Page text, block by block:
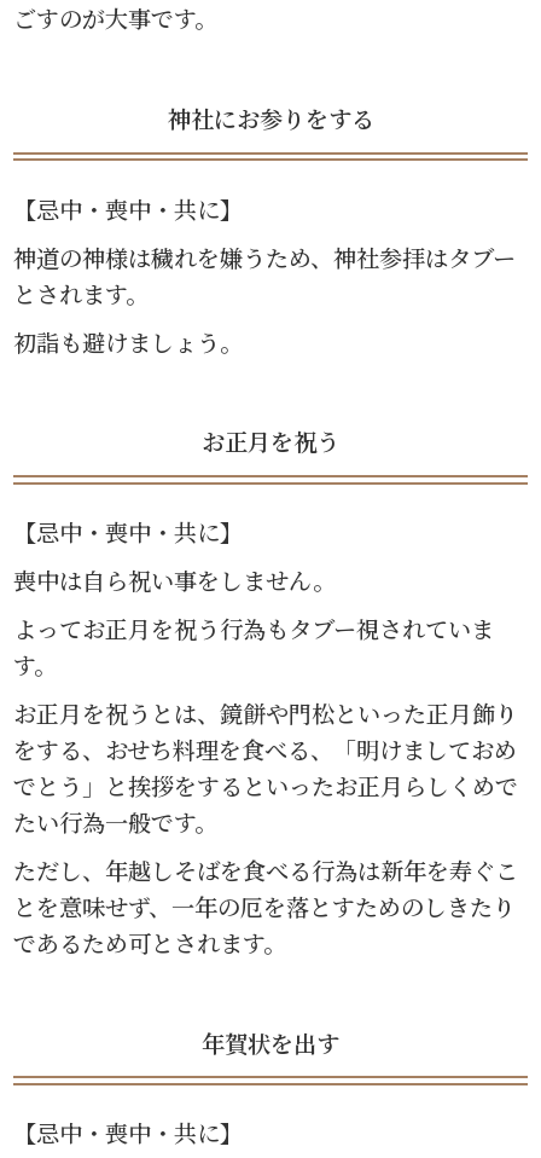
ごすのが大事です。
神社にお参りをする
【忌中・喪中・共に】
神道の神様は穢れを嫌うため、神社参拝はタブー
とされます。
初詣も避けましょう。
お正月を祝う
【忌中・喪中・共に】
喪中は自ら祝い事をしません。
よってお正月を祝う行為もタブー視されていま
す。
お正月を祝うとは、鏡餅や門松といった正月飾り
をする、おせち料理を食べる、「明けましておめ
でとう」と挨拶をするといったお正月らしくめで
たい行為一般です。
ただし、年越しそばを食べる行為は新年を寿ぐこ
とを意味せず、一年の厄を落とすためのしきたり
であるため可とされます。
年賀状を出す
【忌中・喪中・共に】